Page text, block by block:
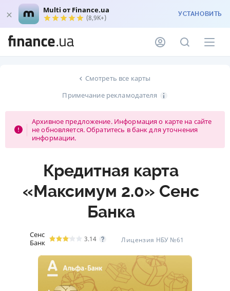
Multi от Finance.ua
(8,9K+) УСТАНОВИТЬ
Смотреть все карты
Примечание рекламодателя
Архивное предложение. Информация о карте на сайте
не обновляется. Обратитесь в банк для уточнения
информации.
Кредитная карта
«Максимум 2.0» Сенс
Банка
Сенс
Банк
3.14 Лицензия НБУ №61